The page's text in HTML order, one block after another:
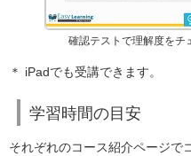
確認テストで理解度をチ
＊ iPadでも受講できます。
学習時間の目安
それぞれのコース紹介ページで